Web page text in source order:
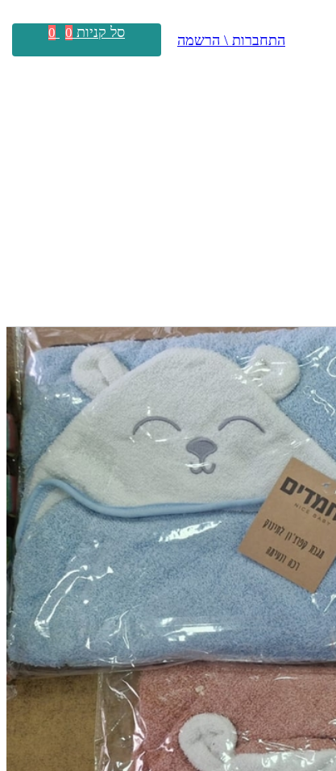
התחברות \ הרשמה סל קניות 0
0